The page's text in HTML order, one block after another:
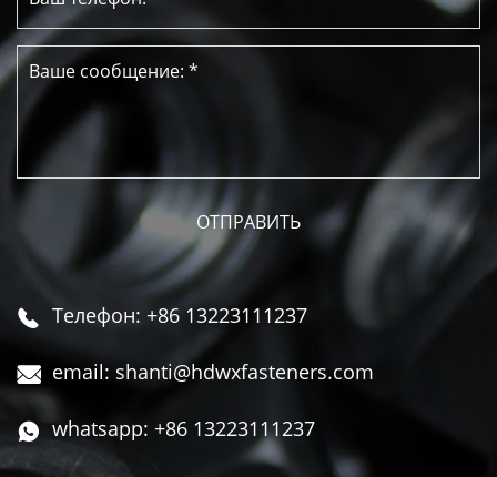
 Телефон: +86 13223111237
 email: shanti@hdwxfasteners.com
 whatsapp: +86 13223111237